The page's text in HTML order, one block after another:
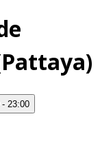
- 23:00